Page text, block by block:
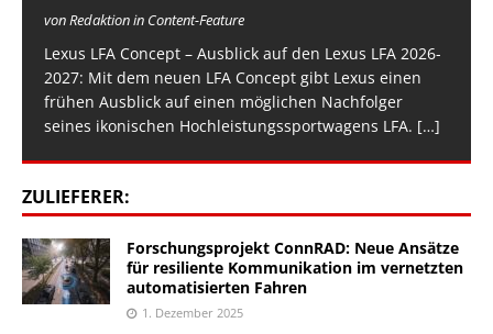
von Redaktion in Content-Feature
Lexus LFA Concept – Ausblick auf den Lexus LFA 2026-
2027: Mit dem neuen LFA Concept gibt Lexus einen
frühen Ausblick auf einen möglichen Nachfolger
seines ikonischen Hochleistungssportwagens LFA. […]
ZULIEFERER:
Forschungsprojekt ConnRAD: Neue Ansätze
für resiliente Kommunikation im vernetzten
automatisierten Fahren
1. Dezember 2025